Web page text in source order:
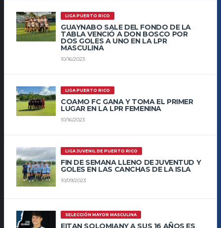
LIGA PUERTO RICO
GUAYNABO SALE DEL FONDO DE LA
TABLA VENCIÓ A DON BOSCO POR
DOS GOLES A UNO EN LA LPR
MASCULINA
10/16/2023
LIGA PUERTO RICO
COAMO FC GANA Y TOMA EL PRIMER
LUGAR EN LA LPR FEMENINA
10/16/2023
LIGA JUVENIL DE PUERTO RICO
FIN DE SEMANA LLENO DE JUVENTUD Y
GOLES EN LAS CANCHAS DE LA ISLA
10/09/2023
SELECCIÓN MAYOR MASCULINA
EITAN SOLOMIANY A SUS 16 AÑOS ES